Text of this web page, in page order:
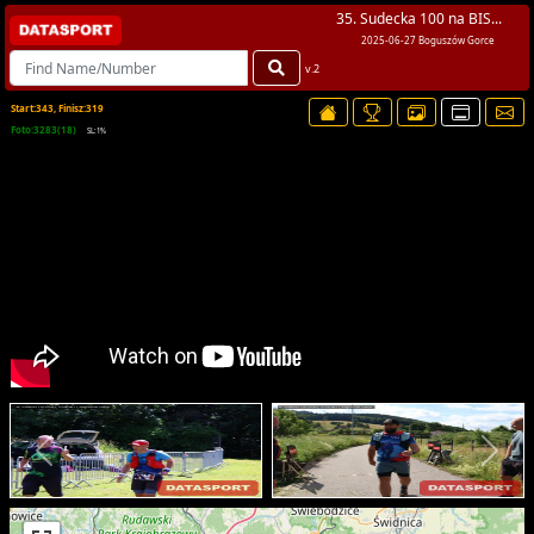
35. Sudecka 100 na BIS...
2025-06-27 Boguszów Gorce
v.2
Start:343, Finisz:319
Foto:3283(18)
SL:1%